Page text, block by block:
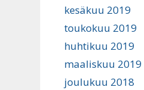
kesäkuu 2019
toukokuu 2019
huhtikuu 2019
maaliskuu 2019
joulukuu 2018